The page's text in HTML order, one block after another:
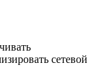
сетевой